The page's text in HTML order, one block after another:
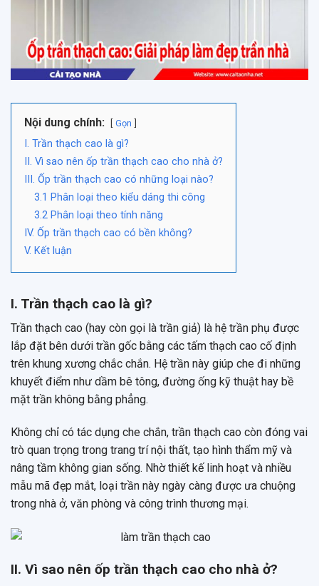
Nội dung chính: Gọn
I. Trần thạch cao là gì?
II. Vì sao nên ốp trần thạch cao cho nhà ở?
III. Ốp trần thạch cao có những loại nào?
3.1 Phân loại theo kiểu dáng thi công
3.2 Phân loại theo tính năng
IV. Ốp trần thạch cao có bền không?
V. Kết luận
I. Trần thạch cao là gì?
Trần thạch cao (hay còn gọi là trần giả) là hệ trần phụ được
lắp đặt bên dưới trần gốc bằng các tấm thạch cao cố định
trên khung xương chắc chắn. Hệ trần này giúp che đi những
khuyết điểm như dầm bê tông, đường ống kỹ thuật hay bề
mặt trần không bằng phẳng.
Không chỉ có tác dụng che chắn, trần thạch cao còn đóng vai
trò quan trọng trong trang trí nội thất, tạo hình thẩm mỹ và
nâng tầm không gian sống. Nhờ thiết kế linh hoạt và nhiều
mẫu mã đẹp mắt, loại trần này ngày càng được ưa chuộng
trong nhà ở, văn phòng và công trình thương mại.
II. Vì sao nên ốp trần thạch cao cho nhà ở?